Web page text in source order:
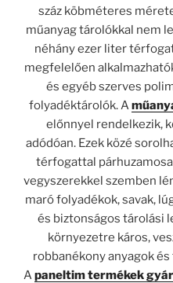
száz köbméteres
műanyag tárolókkal nem
néhány ezer liter
megfelelően
és egyéb szerves
folyadéktárolók. A
előnnyel rendelkezik,
adódóan. Ezek közé
térfogattal
vegyszerekkel szemben
maró folyadékok, savak,
és biztonságos tárolási
környezetre káros,
robbanékony anyagok
Apaneltim termékek